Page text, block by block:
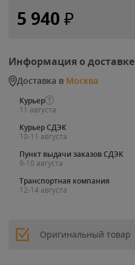
5 940 ₽
Информация о доставке
Доставка в Москва
Курьер
11 августа
Курьер СДЭК
10-11 августа
Пункт выдачи заказов СДЭК
9-10 августа
Транспортная компания
12-14 августа
Оригинальный товар